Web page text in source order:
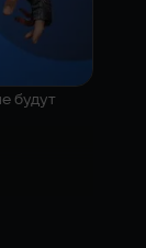
будут